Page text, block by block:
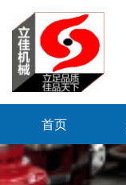
首页